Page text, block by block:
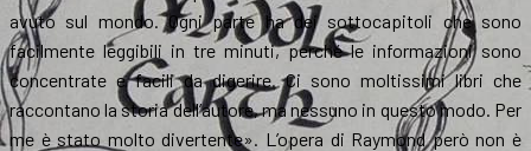
avuto sul mondo. Ogni parte ha dei sottocapitoli che sono
facilmente leggibili in tre minuti, perché le informazioni sono
concentrate e facili da digerire. Ci sono moltissimi libri che
raccontano la storia dell’autore, ma nessuno in questo modo. Per
me è stato molto divertente». L’opera di Raymond però non è